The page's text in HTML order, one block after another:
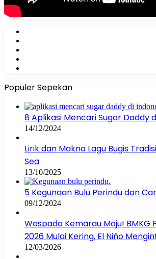
Populer Sepekan
8 Aplikasi Mencari Sugar Daddy
14/12/2024
Lirik dan Makna Lagu Bugis
Sea
13/10/2025
5 Kegunaan Bulu Perindu dan
09/12/2024
Waspada Kemarau Maju! BMKG
2026 Mulai Kering, El Niño
12/03/2026